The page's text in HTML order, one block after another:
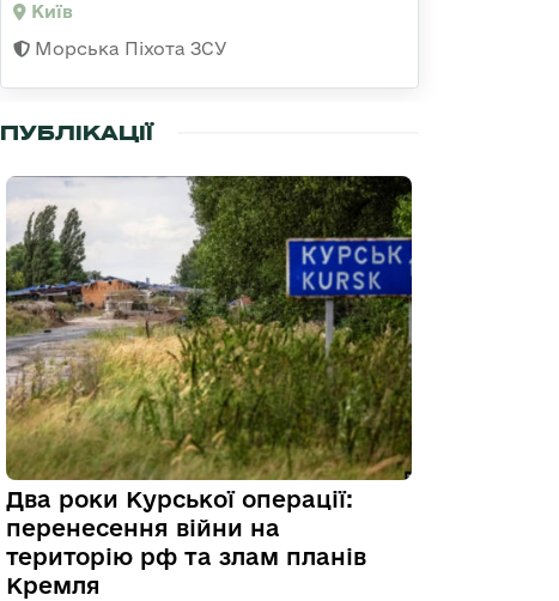
Київ
Морська Піхота ЗСУ
ПУБЛІКАЦІЇ
Два роки Курської операції:
перенесення війни на
територію рф та злам планів
Кремля